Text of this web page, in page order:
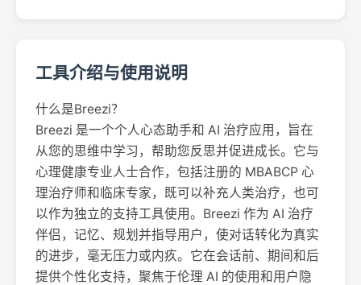
工具介绍与使用说明
什么是Breezi？
Breezi 是一个个人心态助手和 AI 治疗应用，旨在
从您的思维中学习，帮助您反思并促进成长。它与
心理健康专业人士合作，包括注册的 MBABCP 心
理治疗师和临床专家，既可以补充人类治疗，也可
以作为独立的支持工具使用。Breezi 作为 AI 治疗
伴侣，记忆、规划并指导用户，使对话转化为真实
的进步，毫无压力或内疚。它在会话前、期间和后
提供个性化支持，聚焦于伦理 AI 的使用和用户隐